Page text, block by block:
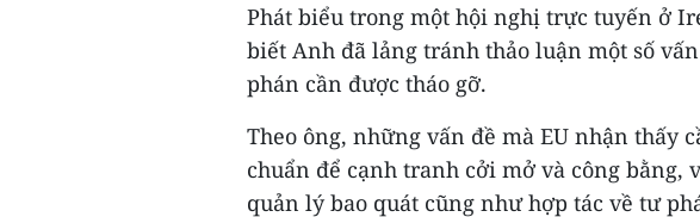
Phát biểu trong một hội nghị trực tuyến ở
biết Anh đã lảng tránh thảo luận một số
phán cần được tháo gỡ.
Theo ông, những vấn đề mà EU nhận thấy
chuẩn để cạnh tranh cởi mở và công bằng,
quản lý bao quát cũng như hợp tác về tư